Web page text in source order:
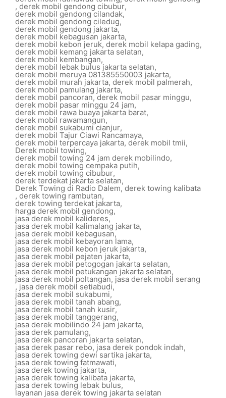
, derek mobil gendong cibubur,
derek mobil gendong cilandak,
derek mobil gendong ciledug,
derek mobil gendong jakarta,
derek mobil kebagusan jakarta,
derek mobil kebon jeruk, derek mobil kelapa gading,
derek mobil kemang jakarta selatan,
derek mobil kembangan,
derek mobil lebak bulus jakarta selatan,
derek mobil meruya 081385550003 jakarta,
derek mobil murah jakarta, derek mobil palmerah,
derek mobil pamulang jakarta,
derek mobil pancoran,derek mobil pasar minggu,
derek mobil pasar minggu 24 jam,
derek mobil rawa buaya jakarta barat,
derek mobil rawamangun,
derek mobil sukabumi cianjur,
derek mobil Tajur Ciawi Rancamaya,
derek mobil terpercaya jakarta, derek mobil tmii,
Derek mobil towing,
derek mobil towing 24 jam derek mobilindo,
derek mobil towing cempaka putih,
derek mobil towing cibubur,
derek terdekat jakarta selatan,
Derek Towing di Radio Dalem, derek towing kalibata
, derek towing rambutan,
derek towing terdekat jakarta,
harga derek mobil gendong,
jasa derek mobil kalideres,
jasa derek mobil kalimalang jakarta,
jasa derek mobil kebagusan,
jasa derek mobil kebayoran lama,
jasa derek mobil kebon jeruk jakarta,
jasa derek mobil pejaten jakarta,
jasa derek mobil petogogan jakarta selatan,
jasa derek mobil petukangan jakarta selatan,
jasa derek mobil poltangan, jasa derek mobil serang
, jasa derek mobil setiabudi,
jasa derek mobil sukabumi,
jasa derek mobil tanah abang,
jasa derek mobil tanah kusir,
jasa derek mobil tanggerang,
jasa derek mobilindo 24 jam jakarta,
jasa derek pamulang,
jasa derek pancoran jakarta selatan,
jasa derek pasar rebo, jasa derek pondok indah,
jasa derek towing dewi sartika jakarta,
jasa derek towing fatmawati,
jasa derek towing jakarta,
jasa derek towing kalibata jakarta,
jasa derek towing lebak bulus,
layanan jasa derek towing jakarta selatan